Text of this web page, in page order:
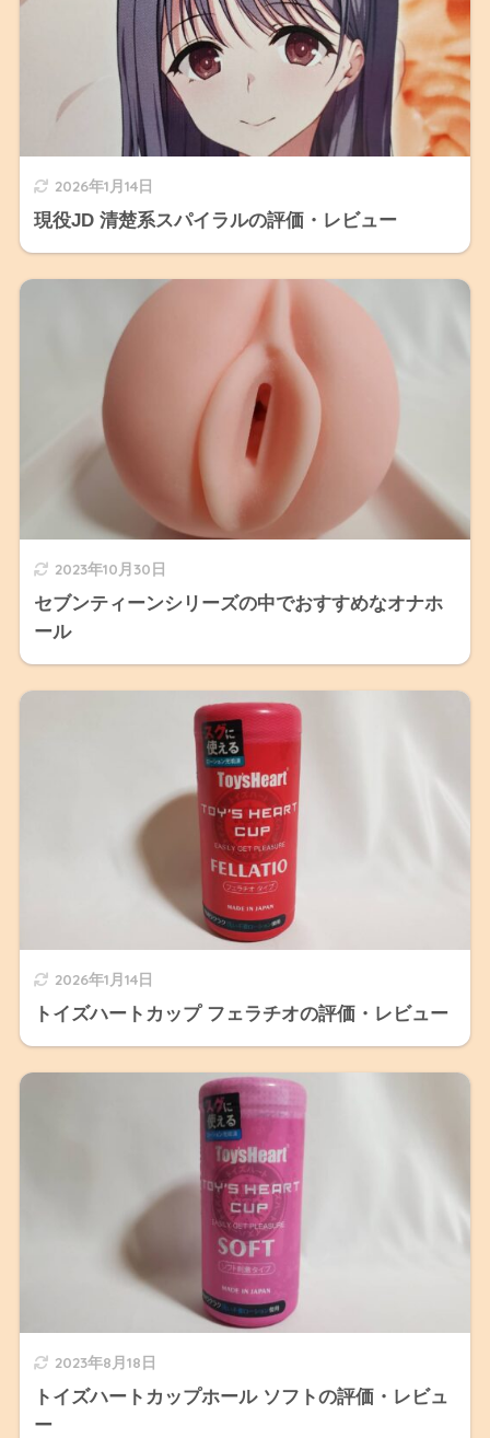
2026年1月14日
現役JD 清楚系スパイラルの評価・レビュー
2023年10月30日
セブンティーンシリーズの中でおすすめなオナホ
ール
2026年1月14日
トイズハートカップ フェラチオの評価・レビュー
2023年8月18日
トイズハートカップホール ソフトの評価・レビュ
ー